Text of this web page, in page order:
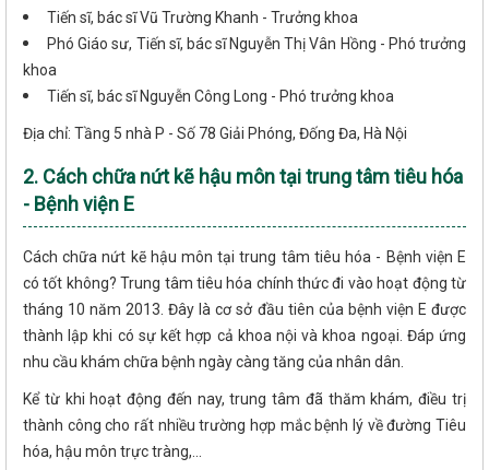
Tiến sĩ, bác sĩ Vũ Trường Khanh - Trưởng khoa
Phó Giáo sư, Tiến sĩ, bác sĩ Nguyễn Thị Vân Hồng - Phó trưởng
khoa
Tiến sĩ, bác sĩ Nguyễn Công Long - Phó trưởng khoa
Địa chỉ: Tầng 5 nhà P - Số 78 Giải Phóng, Đống Đa, Hà Nội
2. Cách chữa nứt kẽ hậu môn tại trung tâm tiêu hóa
- Bệnh viện E
Cách chữa nứt kẽ hậu môn tại trung tâm tiêu hóa - Bệnh viện E
có tốt không? Trung tâm tiêu hóa chính thức đi vào hoạt động từ
tháng 10 năm 2013. Đây là cơ sở đầu tiên của bệnh viện E được
thành lập khi có sự kết hợp cả khoa nội và khoa ngoại. Đáp ứng
nhu cầu khám chữa bệnh ngày càng tăng của nhân dân.
Kể từ khi hoạt động đến nay, trung tâm đã thăm khám, điều trị
thành công cho rất nhiều trường hợp mắc bệnh lý về đường Tiêu
hóa, hậu môn trực tràng,...